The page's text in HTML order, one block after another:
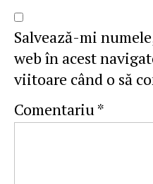
Salvează-mi
web în acest
viitoare când o să
Comentariu*